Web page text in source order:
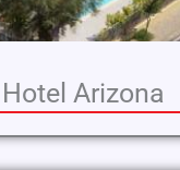
Hotel Arizona